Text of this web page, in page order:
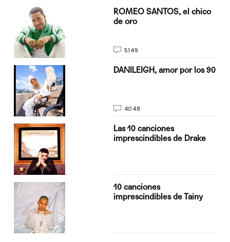
ROMEO SANTOS, el chico
de oro
5149
DANILEIGH, amor por los 90
4048
Las 10 canciones
imprescindibles de Drake
10 canciones
imprescindibles de Tainy